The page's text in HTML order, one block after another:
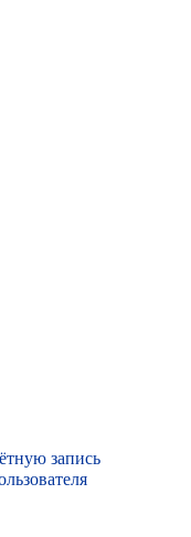
запись